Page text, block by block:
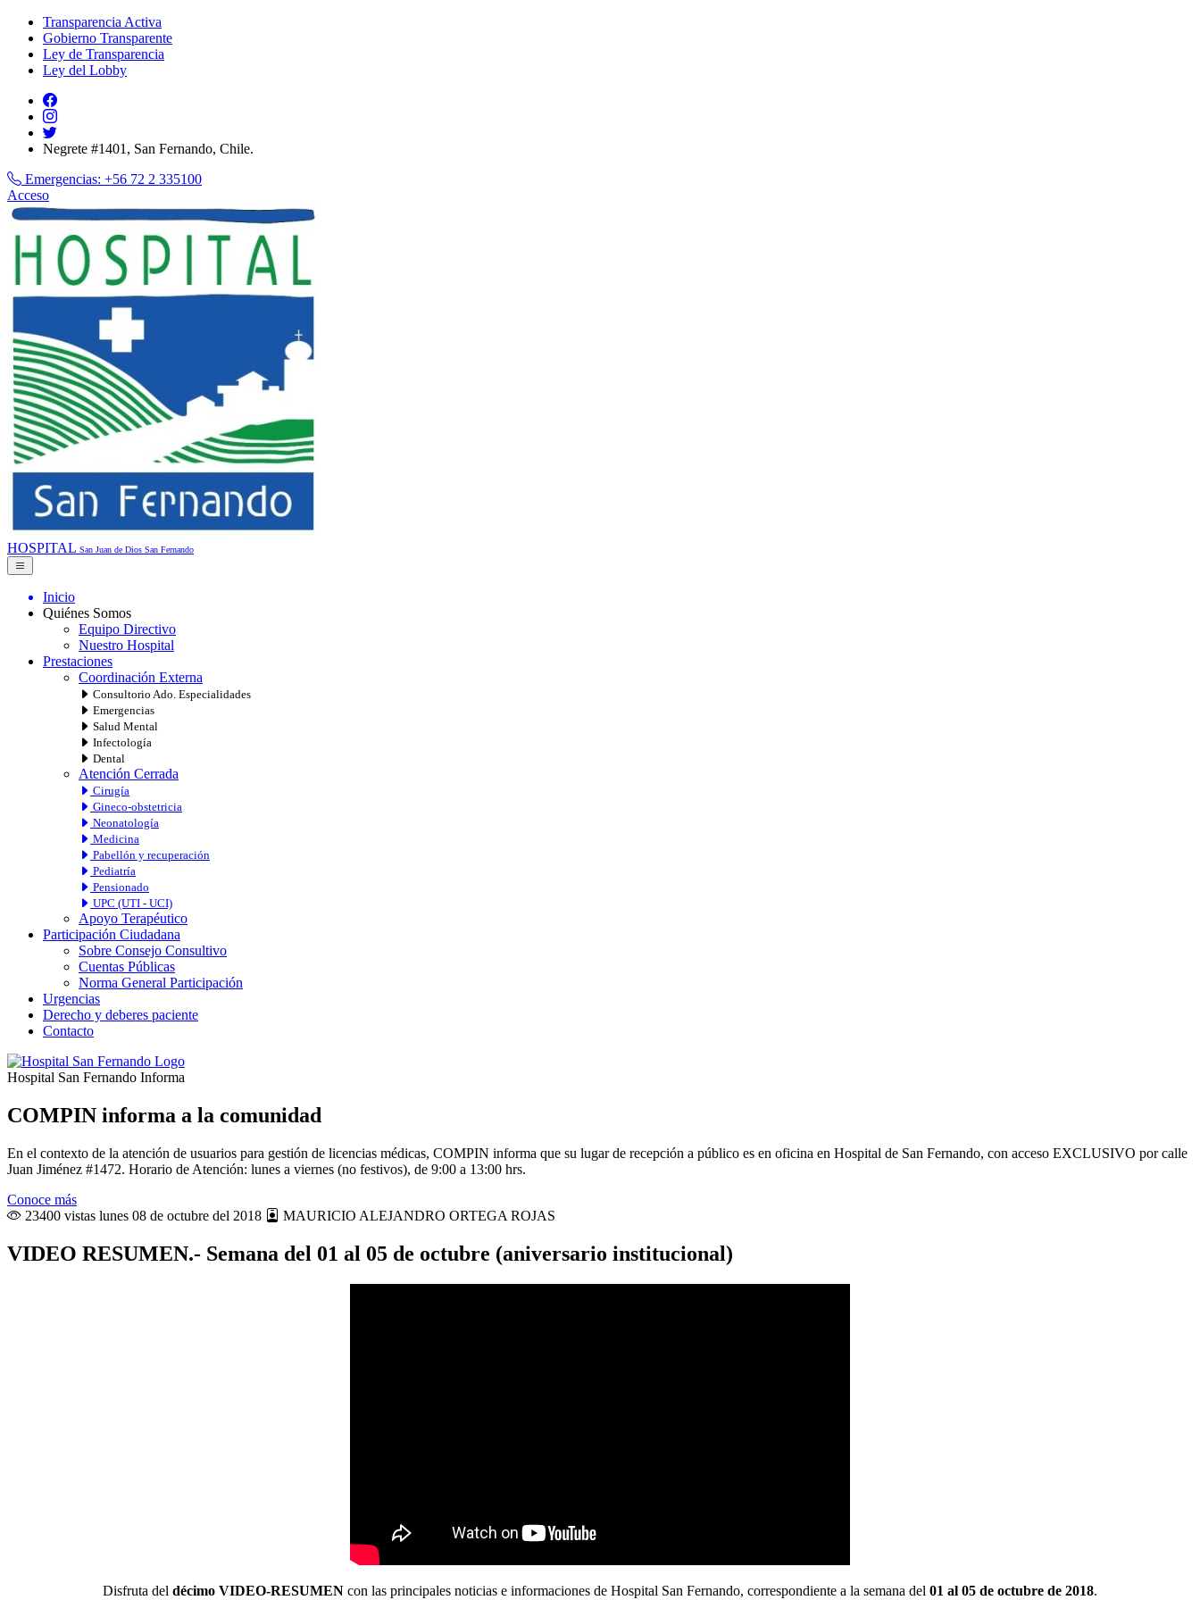
Transparencia Activa
Gobierno Transparente
Ley de Transparencia
Ley del Lobby
Negrete #1401, San Fernando, Chile.
Emergencias: +56 72 2 335100
Acceso
HOSPITAL San Juan de Dios San Fernando
Inicio
Quiénes Somos
Equipo Directivo
Nuestro Hospital
Prestaciones
Coordinación Externa
Consultorio Ado. Especialidades
Emergencias
Salud Mental
Infectología
Dental
Atención Cerrada
Cirugía
Gineco-obstetricia
Neonatología
Medicina
Pabellón y recuperación
Pediatría
Pensionado
UPC (UTI - UCI)
Apoyo Terapéutico
Participación Ciudadana
Sobre Consejo Consultivo
Cuentas Públicas
Norma General Participación
Urgencias
Derecho y deberes paciente
Contacto
Hospital San Fernando Informa
COMPIN informa a la comunidad
En el contexto de la atención de usuarios para gestión de licencias médicas, COMPIN informa que su lugar de recepción a público es en oficina en Hospital de San Fernando, con acceso EXCLUSIVO por calle
Juan Jiménez #1472. Horario de Atención: lunes a viernes (no festivos), de 9:00 a 13:00 hrs.
Conoce más
23400 vistas lunes 08 de octubre del 2018 MAURICIO ALEJANDRO ORTEGA ROJAS
VIDEO RESUMEN.- Semana del 01 al 05 de octubre (aniversario institucional)
Disfruta del décimo VIDEO-RESUMEN con las principales noticias e informaciones de Hospital San Fernando, correspondiente a la semana del 01 al 05 de octubre de 2018.